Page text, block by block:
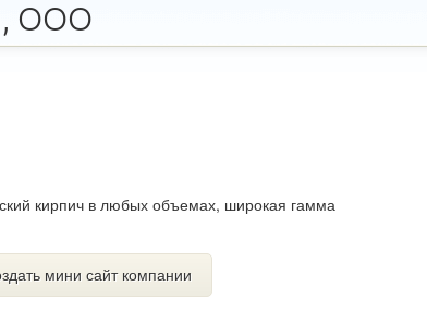
ООО
кирпич в любых объемах, широкая гамма
мини сайт компании